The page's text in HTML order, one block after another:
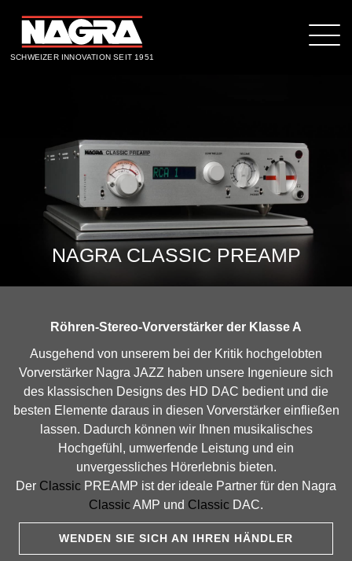
SCHWEIZER INNOVATION SEIT 1951
NAGRA CLASSIC PREAMP
Röhren-Stereo-Vorverstärker der Klasse A
Ausgehend von unserem bei der Kritik hochgelobten
Vorverstärker Nagra JAZZ haben unsere Ingenieure sich
des klassischen Designs des HD DAC bedient und die
besten Elemente daraus in diesen Vorverstärker einfließen
lassen. Dadurch können wir Ihnen musikalisches
Hochgefühl, umwerfende Leistung und ein
unvergessliches Hörerlebnis bieten.
Der Classic PREAMP ist der ideale Partner für den Nagra
ClassicAMP und Classic DAC.
WENDEN SIE SICH AN IHREN HÄNDLER